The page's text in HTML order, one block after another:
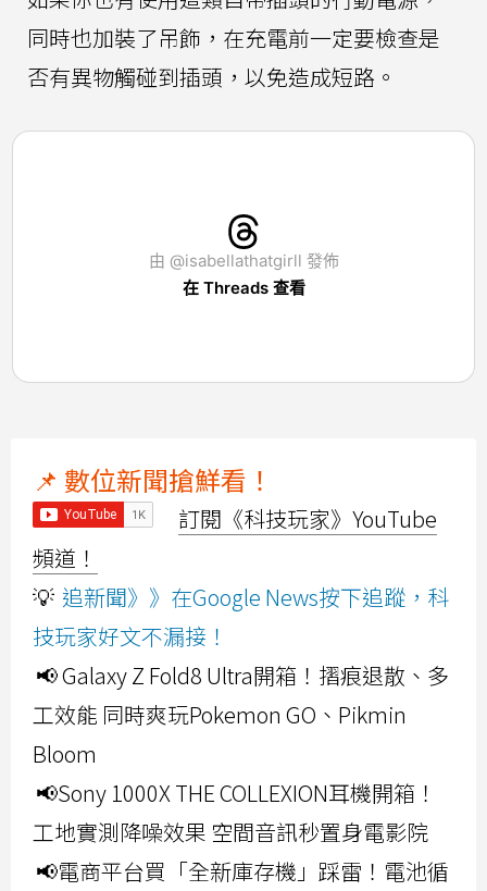
同時也加裝了吊飾，在充電前一定要檢查是
否有異物觸碰到插頭，以免造成短路。
由 @isabellathatgirll 發佈
在 Threads 查看
📌 數位新聞搶鮮看！
訂閱《科技玩家》YouTube
頻道！
💡 追新聞》》在Google News按下追蹤，科
技玩家好文不漏接！
📢 Galaxy Z Fold8 Ultra開箱！摺痕退散、多
工效能 同時爽玩Pokemon GO、Pikmin
Bloom
📢Sony 1000X THE COLLEXION耳機開箱！
工地實測降噪效果 空間音訊秒置身電影院
📢電商平台買「全新庫存機」踩雷！電池循